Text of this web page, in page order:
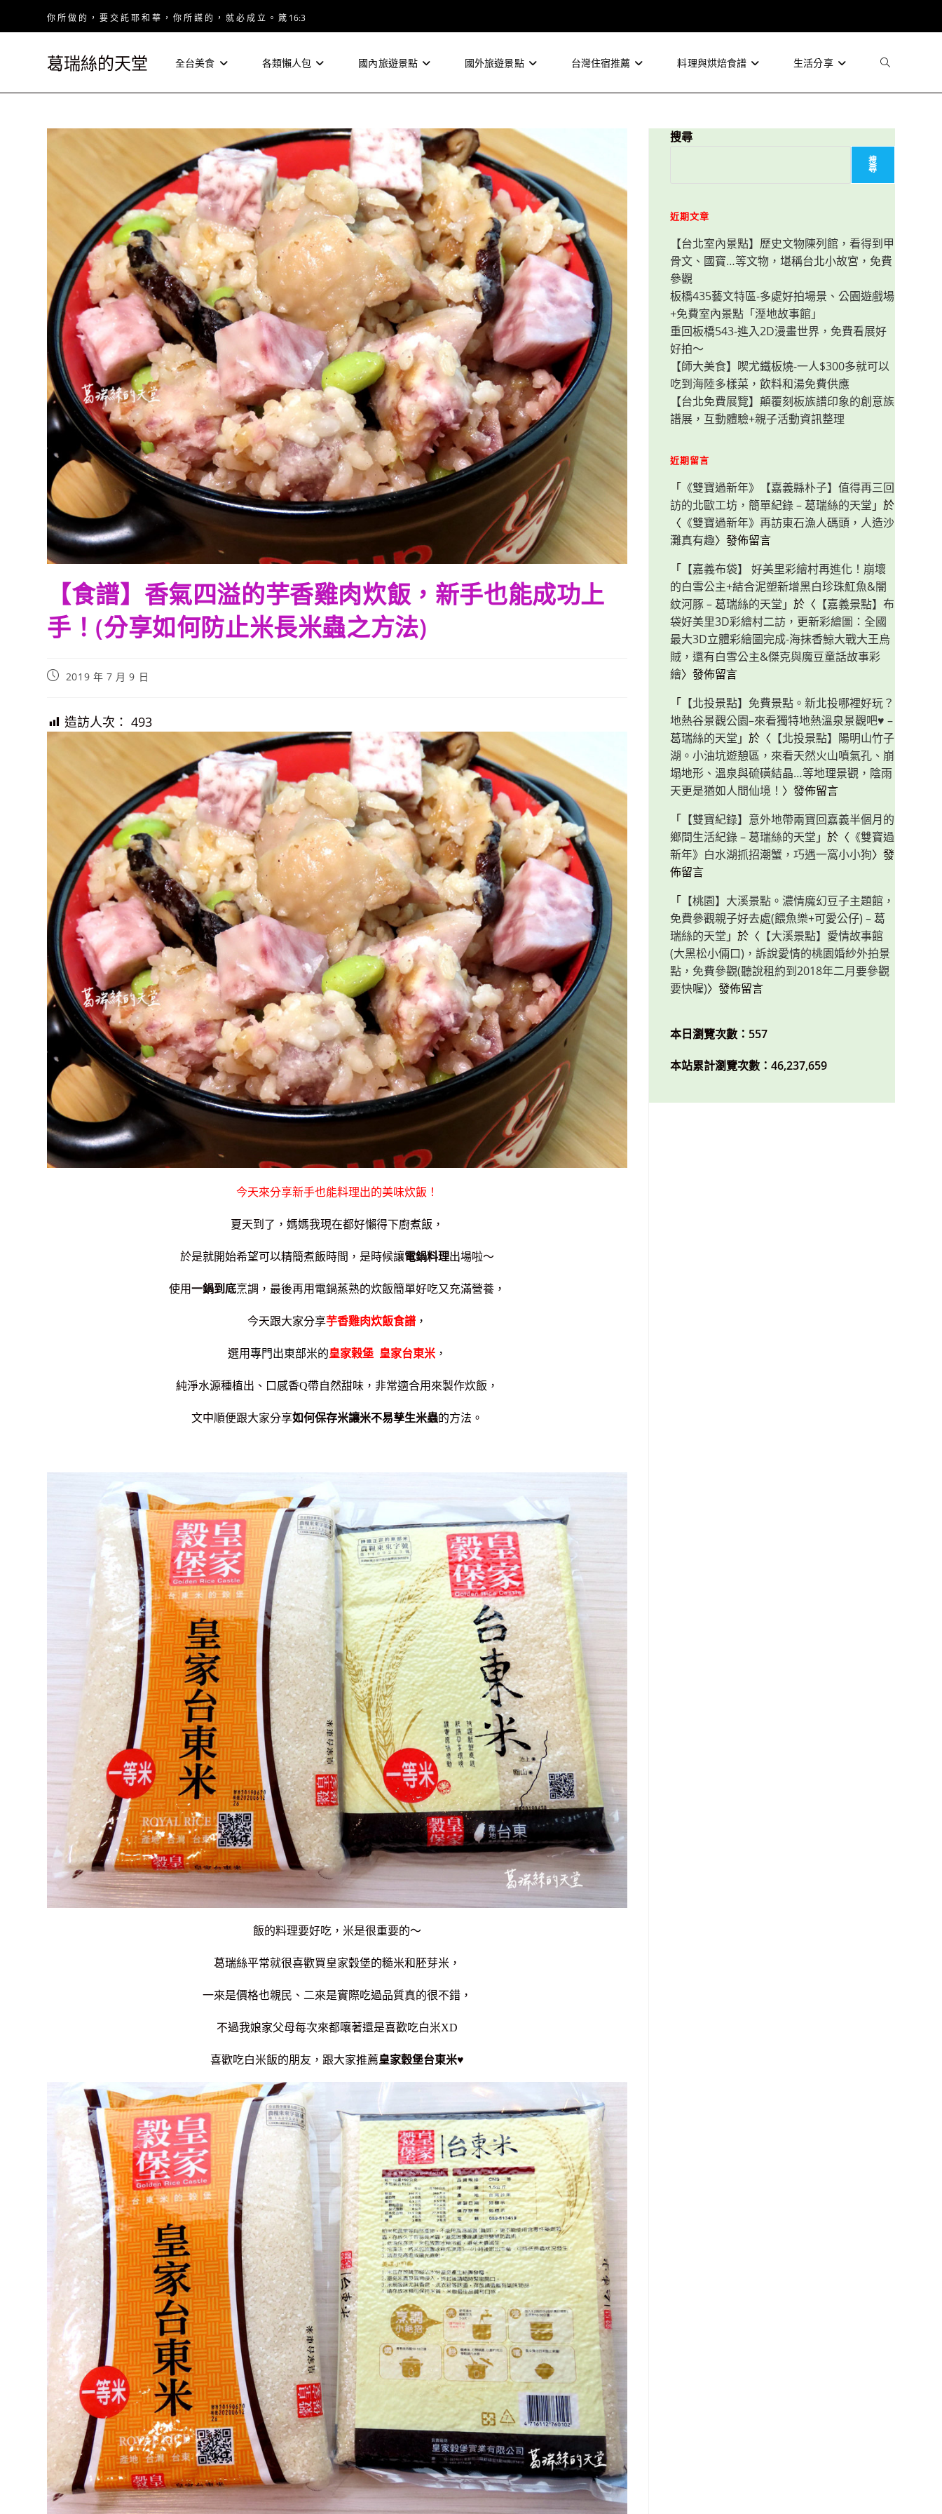
你 所 做 的 ， 要 交 託 耶 和 華 ， 你 所 謀 的 ， 就 必 成 立 。 箴 16:3
葛瑞絲的天堂 全台美食 各類懶人包 國內旅遊景點 國外旅遊景點 台灣住宿推薦 料理與烘焙食譜 生活分享 Toggle
search
【食譜】香氣四溢的芋香雞肉炊飯，新手也能成功上
手！(分享如何防止米長米蟲之方法)
Post2019 年 7 月 9 日
造訪人次： 493
今天來分享新手也能料理出的美味炊飯！
夏天到了，媽媽我現在都好懶得下廚煮飯，
於是就開始希望可以精簡煮飯時間，是時候讓電鍋料理出場啦～
使用一鍋到底烹調，最後再用電鍋蒸熟的炊飯簡單好吃又充滿營養，
今天跟大家分享芋香雞肉炊飯食譜 ，
選用專門出東部米的皇家榖堡 皇家台東米 ，
純淨水源種植出、口感香Q帶自然甜味， 非常適合用來製作炊飯，
文中順便跟大家分享如何保存米讓米不易孳生米蟲的方法。
飯的料理要好吃，米是很重要的～
葛瑞絲平常就很喜歡買皇家穀堡的糙米和胚芽米，
一來是價格也親民、二來是實際吃過品質真的很不錯，
不過我娘家父母每次來都嚷著還是喜歡吃白米XD
喜歡吃白米飯的朋友，跟大家推薦皇家穀堡台東米♥
搜尋
搜
尋
近期文章
【台北室內景點】歷史文物陳列館，看得到甲
骨文、國寶…等文物，堪稱台北小故宮，免費
參觀
板橋435藝文特區-多處好拍場景、公園遊戲場
+免費室內景點「溼地故事館」
重回板橋543-進入2D漫畫世界，免費看展好
好拍～
【師大美食】喫尤鐵板燒-一人$300多就可以
吃到海陸多樣菜，飲料和湯免費供應
【台北免費展覽】顛覆刻板族譜印象的創意族
譜展，互動體驗+親子活動資訊整理
近期留言
「 《雙寶過新年》【嘉義縣朴子】值得再三回
訪的北歐工坊，簡單紀錄 – 葛瑞絲的天堂 」於
〈 《雙寶過新年》再訪東石漁人碼頭，人造沙
灘真有趣〉發佈留言
「 【嘉義布袋】 好美里彩繪村再進化！崩壞
的白雪公主+結合泥塑新增黑白珍珠魟魚&闇
紋河豚 – 葛瑞絲的天堂 」於〈 【嘉義景點】布
袋好美里3D彩繪村二訪，更新彩繪圖：全國
最大3D立體彩繪圖完成-海抹香鯨大戰大王烏
賊，還有白雪公主&傑克與魔豆童話故事彩
繪〉發佈留言
「 【北投景點】免費景點。新北投哪裡好玩？
地熱谷景觀公園–來看獨特地熱溫泉景觀吧♥ –
葛瑞絲的天堂 」於〈 【北投景點】陽明山竹子
湖。小油坑遊憩區，來看天然火山噴氣孔、崩
塌地形、溫泉與硫磺結晶…等地理景觀，陰雨
天更是猶如人間仙境！ 〉發佈留言
「 【雙寶紀錄】意外地帶兩寶回嘉義半個月的
鄉間生活紀錄 – 葛瑞絲的天堂 」於〈 《雙寶過
新年》白水湖抓招潮蟹，巧遇一窩小小狗〉發
佈留言
「 【桃園】大溪景點。濃情魔幻豆子主題館，
免費參觀親子好去處(餵魚樂+可愛公仔) – 葛
瑞絲的天堂 」於〈 【大溪景點】愛情故事館
(大黑松小倆口)，訴說愛情的桃園婚紗外拍景
點，免費參觀(聽說租約到2018年二月要參觀
要快喔)〉發佈留言
本日瀏覽次數：557
本站累計瀏覽次數：46,237,659